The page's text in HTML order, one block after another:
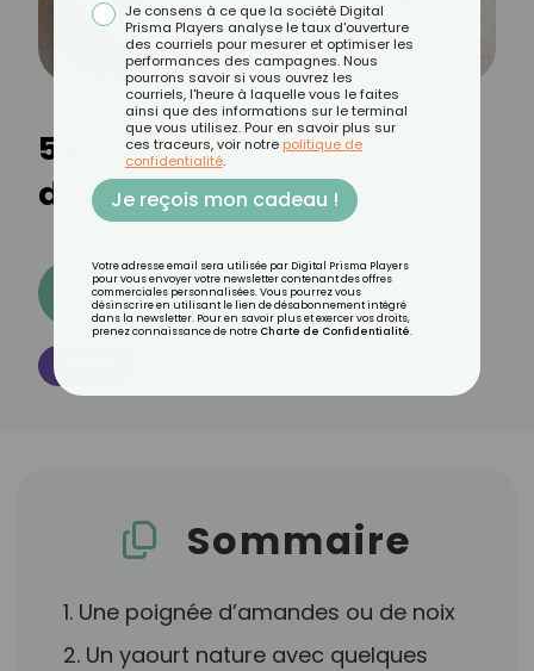
5 encas bons pour
diabétiques
Découvrez les 11 menus CROQ
Sommaire
1. Une poignée d’amandes ou de noix
2. Un yaourt nature avec quelques
Je consens à ce que la société Digital
Prisma Players analyse le taux d'ouverture
des courriels pour mesurer et optimiser les
performances des campagnes. Nous
pourrons savoir si vous ouvrez les
courriels, l'heure à laquelle vous le faites
ainsi que des informations sur le terminal
que vous utilisez. Pour en savoir plus sur
ces traceurs, voir notre politique de
confidentialité.
Je reçois mon cadeau !
Votre adresse email sera utilisée par Digital Prisma Players
pour vous envoyer votre newsletter contenant des offres
commerciales personnalisées. Vous pourrez vous
désinscrire en utilisant le lien de désabonnement intégré
dans la newsletter. Pour en savoir plus et exercer vos droits,
prenez connaissance de notre Charte de Confidentialité.